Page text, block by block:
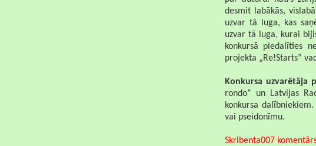
desmit labākās,
uzvar tā luga, kas
uzvar tā luga, kurai
konkursā piedalīties
projekta „Re!Starts”
Konkursa uzvarētāja
rondo” un Latvijas
konkursa
vai pseidonīmu.
Skribenta007